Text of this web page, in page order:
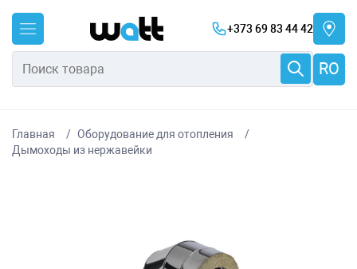
+373 69 83 44 42
RO
Главная
Оборудование для отопления
Дымоходы из нержавейки